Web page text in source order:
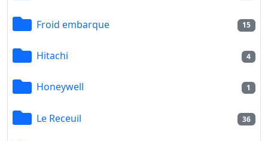
Froid embarque 15
Hitachi 4
Honeywell 1
Le Receuil 36